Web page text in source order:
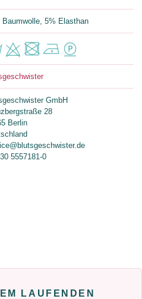
Baumwolle, 5% Elasthan
GmbH
28
Berlin
5557181-0
LAUFENDEN